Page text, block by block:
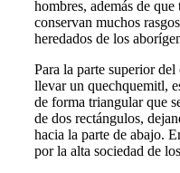
hombres, además de que
conservan muchos
heredados de los
Para la parte superior del
llevar un quechquemitl,
de forma triangular que
de dos rectángulos,
hacia la parte de abajo.
por la alta sociedad de